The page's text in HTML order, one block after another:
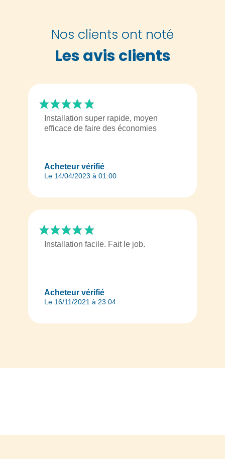
Nos clients ont noté
Les avis clients
Acheteur vérifié
Le 14/04/2023 à 01:00
Installation super rapide, moyen
efficace de faire des économies
Acheteur vérifié
Le 16/11/2021 à 23:04
Installation facile. Fait le job.